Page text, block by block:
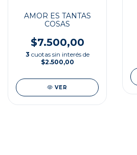
AMOR ES TANTAS
COSAS
$7.500,00
3 cuotas sin interés de
$2.500,00
VER